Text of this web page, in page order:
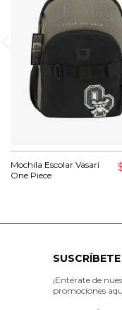
Mochila Escolar Vasari
One Piece
¡Entérate de
promociones